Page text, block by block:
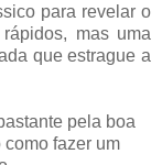
para revelar o
mas uma
que estrague a
pela boa
fazer um